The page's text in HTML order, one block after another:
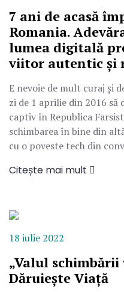
7 ani de acasă
Romania.
lumea digitală
viitor autentic și
E nevoie de mult curaj și
zi de 1 aprilie din 2016 să
captiv în Republica
schimbarea în bine din
cu o poveste tech din
Citește mai mult
18 iulie 2022
„Valul schimbării
Dăruiește Viață